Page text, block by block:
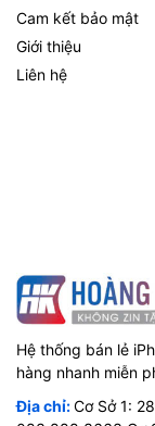
Cam kết bảo mật
Giới thiệu
Liên hệ
Hệ thống bán lẻ
hàng nhanh miễn
Địa chỉ:Cơ Sở 1: